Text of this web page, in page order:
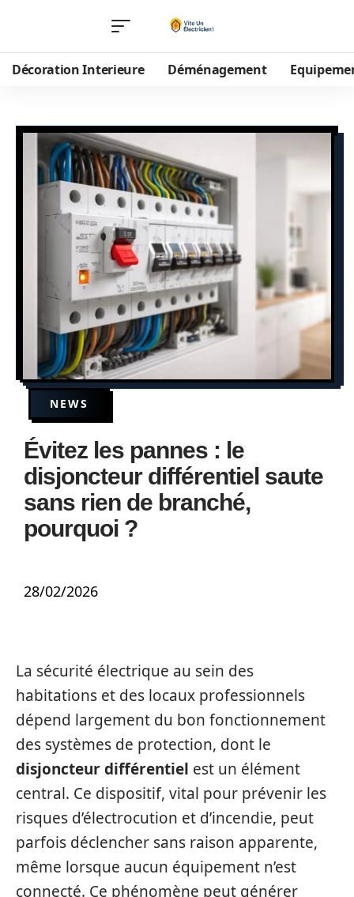
Décoration Interieure Déménagement
NEWS
Évitez les pannes : le
disjoncteur différentiel saute
sans rien de branché,
pourquoi ?
28/02/2026
La sécurité électrique au sein des
habitations et des locaux professionnels
dépend largement du bon fonctionnement
des systèmes de protection, dont le
disjoncteur différentiel est un élément
central. Ce dispositif, vital pour prévenir les
risques d’électrocution et d’incendie, peut
parfois déclencher sans raison apparente,
même lorsque aucun équipement n’est
connecté. Ce phénomène peut générer